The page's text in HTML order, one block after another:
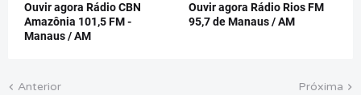
Ouvir agora Rádio CBN
Amazônia 101,5 FM -
Manaus / AM
Ouvir agora Rádio Rios FM
95,7 de Manaus / AM
Anterior Próxima